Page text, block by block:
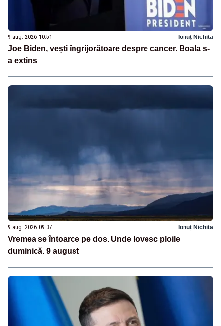
9 aug. 2026, 10:51 Ionuț Nichita
Joe Biden, vești îngrijorătoare despre cancer. Boala s-
a extins
9 aug. 2026, 09:37 Ionuț Nichita
Vremea se întoarce pe dos. Unde lovesc ploile
duminică, 9 august